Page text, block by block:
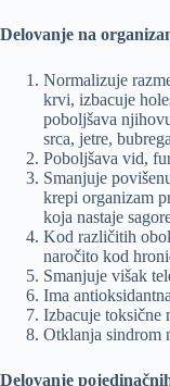
Delovanje na
Normalizuje
krvi, izbacuje
poboljšava
srca, jetre,
Poboljšava vid,
Smanjuje
krepi organizam
koja nastaje
Kod različitih
naročito kod
Smanjuje višak
Ima
Izbacuje toksične
Otklanja sindrom
Delovanje